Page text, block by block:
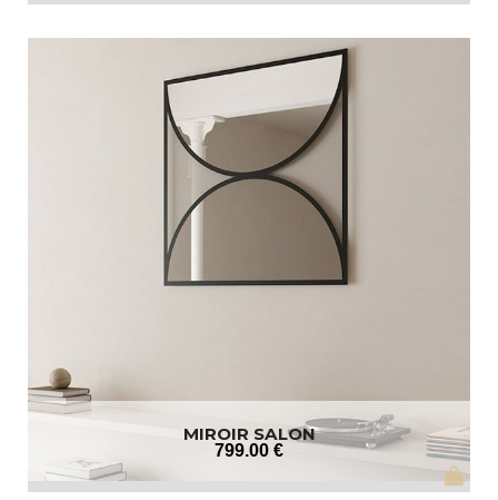
MIROIR SALON
799.00 €